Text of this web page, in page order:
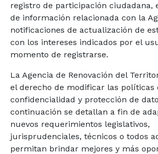
registro de participación ciudadana,
de información relacionada con la
notificaciones de actualización de
con los intereses indicados por el
momento de registrarse.
La Agencia de Renovación del
el derecho de modificar las políticas
confidencialidad y protección de
continuación se detallan a fin de
nuevos requerimientos legislativos,
jurisprudenciales, técnicos o todos
permitan brindar mejores y más